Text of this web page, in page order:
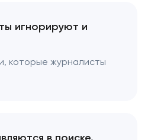
игнорируют и
которые журналисты